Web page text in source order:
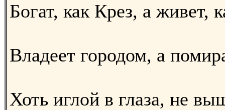
Богат, как Крез, а живет,
Владеет городом, а
Хоть иглой в глаза, не